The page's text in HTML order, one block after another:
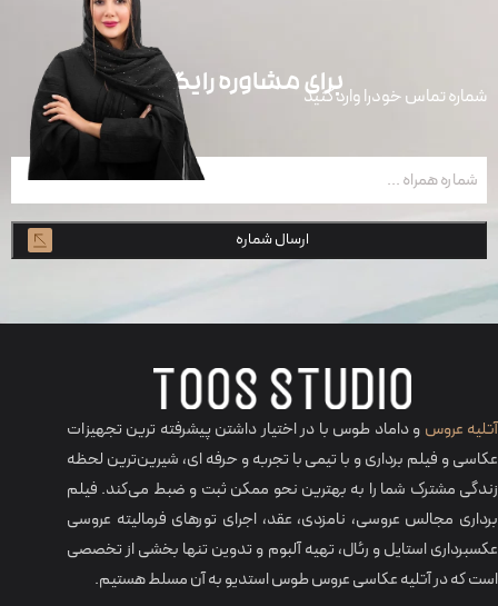
برای مشاوره رایگانشماره تماس خودرا وارد کنید
همراه
(ضروری)
آتلیه عروس و داماد طوس با در اختیار داشتن پیشرفته ترین تجهیزات
عکاسی و فیلم برداری و با تیمی با تجربه و حرفه‌ ای، شیرین‌ترین لحظه
زندگی مشترک شما را به بهترین نحو ممکن ثبت و ضبط می‌کند. فیلم
برداری مجالس عروسی، نامزدی، عقد، اجرای تورهای فرمالیته عروسی
عکسبرداری استایل و رئال، تهیه آلبوم و تدوین تنها بخشی از تخصصی
است که در آتلیه عکاسی عروس طوس استدیو به آن مسلط هستیم.